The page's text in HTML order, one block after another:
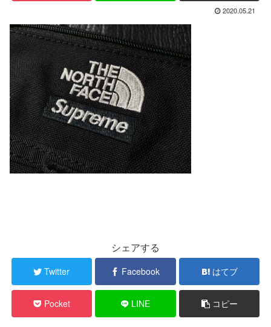
2020.05.21
シェアする
Twitter Facebook はてブ
Pocket LINE コピー